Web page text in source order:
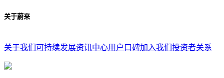
关于蔚来
关于我们 可持续发展资讯中心用户口碑加入我们 投资者关系